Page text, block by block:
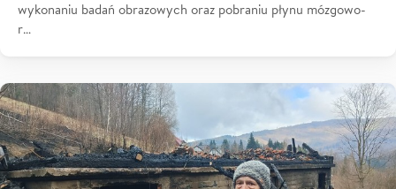
wykonaniu badań obrazowych oraz pobraniu płynu mózgowo-
r…